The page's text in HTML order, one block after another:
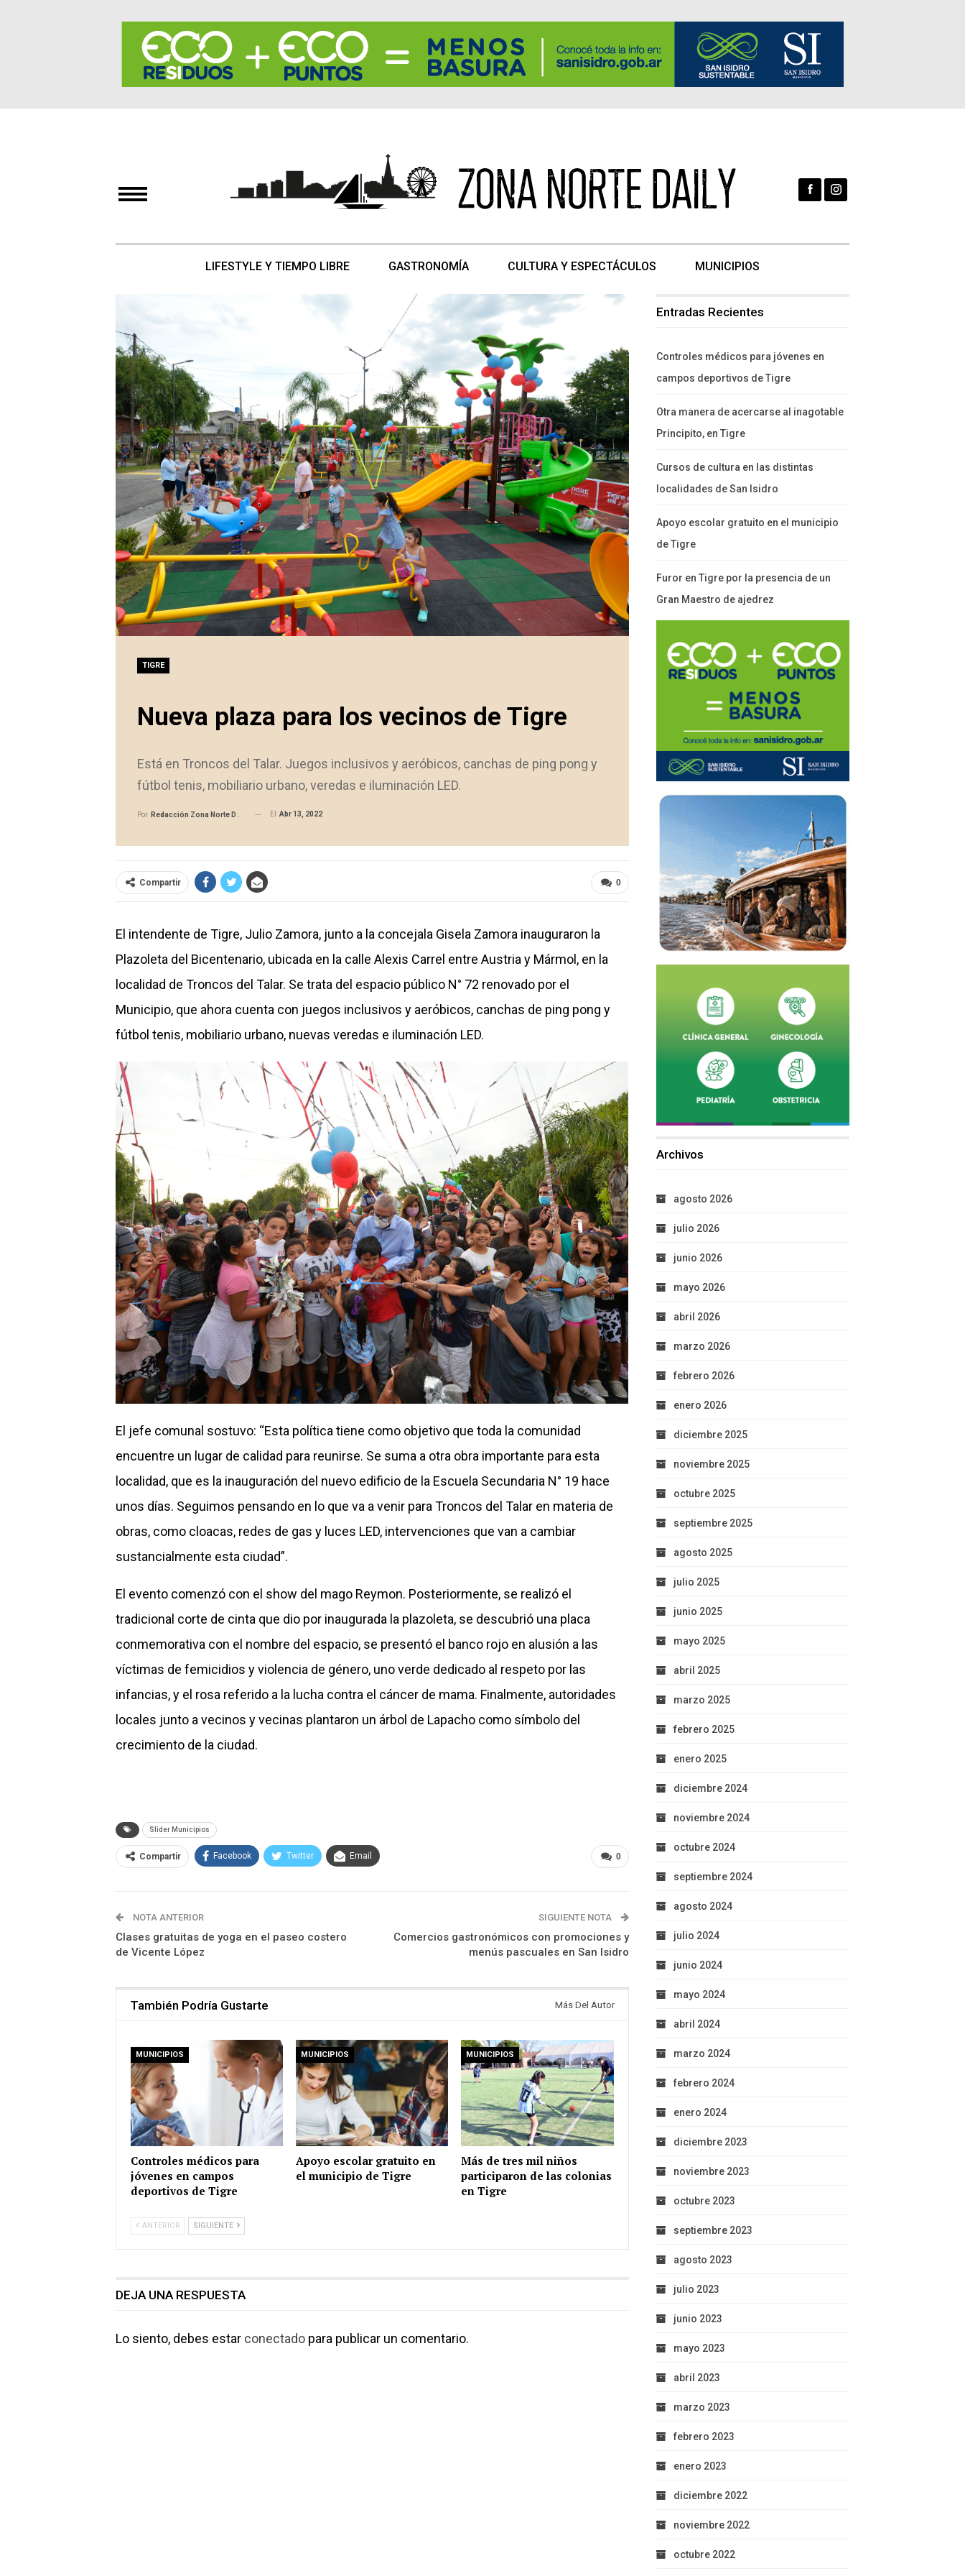
LIFESTYLE Y TIEMPO LIBRE GASTRONOMÍA CULTURA Y ESPECTÁCULOS MUNICIPIOS
TIGRE
Nueva plaza para los vecinos de Tigre
Está en Troncos del Talar. Juegos inclusivos y aeróbicos, canchas de ping pong y
fútbol tenis, mobiliario urbano, veredas e iluminación LED.
Por Redacción Zona Norte Daily El Abr 13, 2022
0
Compartir
El intendente de Tigre, Julio Zamora, junto a la concejala Gisela Zamora inauguraron la
Plazoleta del Bicentenario, ubicada en la calle Alexis Carrel entre Austria y Mármol, en la
localidad de Troncos del Talar. Se trata del espacio público N° 72 renovado por el
Municipio, que ahora cuenta con juegos inclusivos y aeróbicos, canchas de ping pong y
fútbol tenis, mobiliario urbano, nuevas veredas e iluminación LED.
El jefe comunal sostuvo: “Esta política tiene como objetivo que toda la comunidad
encuentre un lugar de calidad para reunirse. Se suma a otra obra importante para esta
localidad, que es la inauguración del nuevo edificio de la Escuela Secundaria N° 19 hace
unos días. Seguimos pensando en lo que va a venir para Troncos del Talar en materia de
obras, como cloacas, redes de gas y luces LED, intervenciones que van a cambiar
sustancialmente esta ciudad”.
El evento comenzó con el show del mago Reymon. Posteriormente, se realizó el
tradicional corte de cinta que dio por inaugurada la plazoleta, se descubrió una placa
conmemorativa con el nombre del espacio, se presentó el banco rojo en alusión a las
víctimas de femicidios y violencia de género, uno verde dedicado al respeto por las
infancias, y el rosa referido a la lucha contra el cáncer de mama. Finalmente, autoridades
locales junto a vecinos y vecinas plantaron un árbol de Lapacho como símbolo del
crecimiento de la ciudad.
Slider Municipios
0
Compartir Facebook Twitter Email
NOTA ANTERIOR
Clases gratuitas de yoga en el paseo costero
de Vicente López
SIGUIENTE NOTA
Comercios gastronómicos con promociones y
menús pascuales en San Isidro
También Podría Gustarte Más Del Autor
MUNICIPIOS
Controles médicos para
jóvenes en campos
deportivos de Tigre
MUNICIPIOS
Apoyo escolar gratuito en
el municipio de Tigre
MUNICIPIOS
Más de tres mil niños
participaron de las colonias
en Tigre
ANTERIOR SIGUIENTE
DEJA UNA RESPUESTA
Lo siento, debes estar conectado para publicar un comentario.
Entradas Recientes
Controles médicos para jóvenes en
campos deportivos de Tigre
Otra manera de acercarse al inagotable
Principito, en Tigre
Cursos de cultura en las distintas
localidades de San Isidro
Apoyo escolar gratuito en el municipio
de Tigre
Furor en Tigre por la presencia de un
Gran Maestro de ajedrez
Archivos
agosto 2026
julio 2026
junio 2026
mayo 2026
abril 2026
marzo 2026
febrero 2026
enero 2026
diciembre 2025
noviembre 2025
octubre 2025
septiembre 2025
agosto 2025
julio 2025
junio 2025
mayo 2025
abril 2025
marzo 2025
febrero 2025
enero 2025
diciembre 2024
noviembre 2024
octubre 2024
septiembre 2024
agosto 2024
julio 2024
junio 2024
mayo 2024
abril 2024
marzo 2024
febrero 2024
enero 2024
diciembre 2023
noviembre 2023
octubre 2023
septiembre 2023
agosto 2023
julio 2023
junio 2023
mayo 2023
abril 2023
marzo 2023
febrero 2023
enero 2023
diciembre 2022
noviembre 2022
octubre 2022